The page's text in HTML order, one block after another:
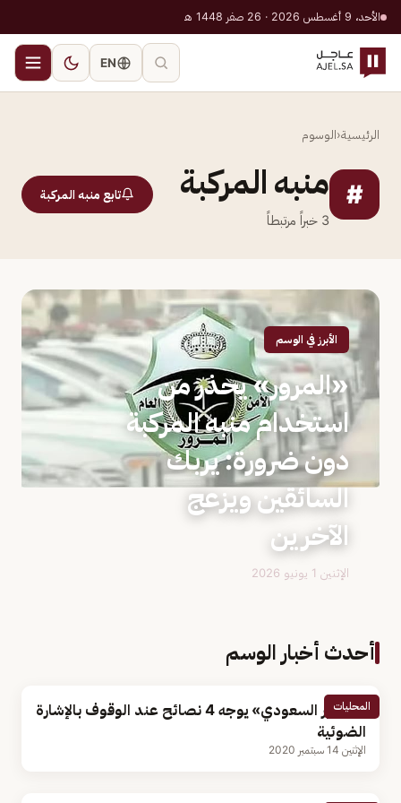
الأحد، 9 أغسطس 2026 · 26 صفر 1448 هـ
EN
الرئيسية‹الوسوم
# منبه المركبة
3 خبراً مرتبطاً
تابع منبه المركبة
الأبرز في الوسم
«المرور» يحذر من
استخدام منبه المركبة
دون ضرورة: يربك
السائقين ويزعج
الآخرين
الإثنين 1 يونيو 2026
أحدث أخبار الوسم
المحليات
«المرور السعودي» يوجه 4 نصائح عند الوقوف بالإشارة
الضوئية
الإثنين 14 سبتمبر 2020